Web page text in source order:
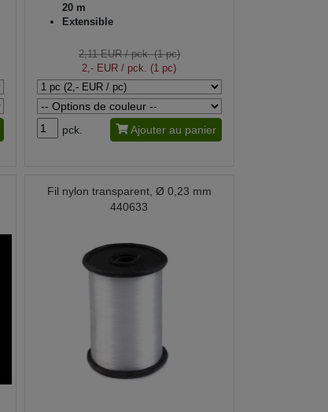
20 m
Extensible
2,11 EUR/ pck. (1 pc)
2,- EUR / pck. (1 pc)
pck. Ajouter au panier
Fil nylon transparent, Ø 0,23 mm
440633